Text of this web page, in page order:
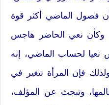
فصول الماضي أكثر قوة
وإمتاعا من فصول الحاضر،‮ ‬وكأن نعي الحاضر هاجس
مضمر،‮ ‬مع الاحتراز بأنه ليس نعيا لحساب الماضي،‮ ‬إنه
لحساب الحاضر ذاته،‮ ‬ولذلك فإن المرأة تتغير في